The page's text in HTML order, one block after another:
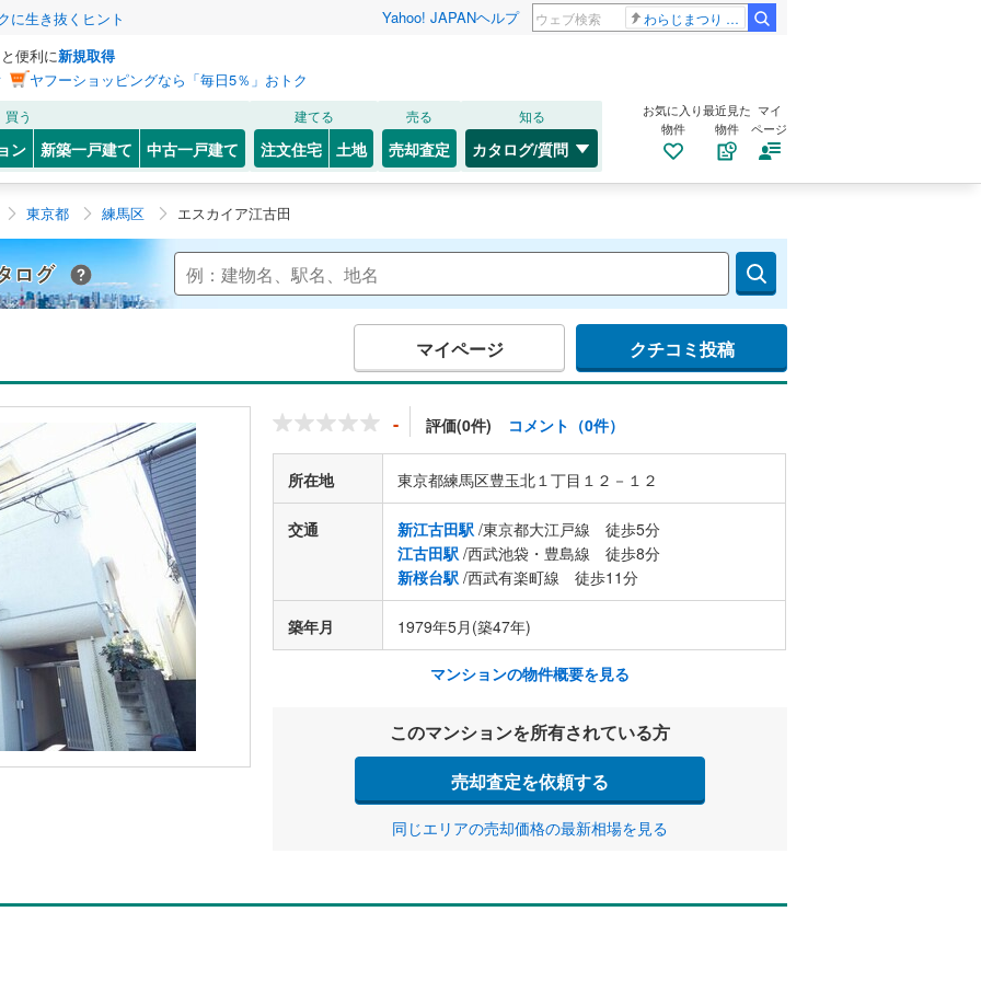
生き抜くヒント Yahoo! JAPANヘルプ わらじまつり 福島
便利に新規取得
ヤフーショッピングなら「毎日5％」おトク
買う
ン 新築一戸建て 中古一戸建て
建てる
注文住宅 土地
売る
売却査定
知る
カタログ/質問
お気に入り
物件
最近見た
物件
マイ
ページ
東京都 練馬区 エスカイア江古田
Yahoo!不動産 マンションカタログ
マイページ クチコミ投稿
- 評価(0件) コメント（0件）
所在地 東京都練馬区豊玉北１丁目１２－１２
交通 新江古田駅 /東京都大江戸線 徒歩5分
江古田駅 /西武池袋・豊島線 徒歩8分
新桜台駅 /西武有楽町線 徒歩11分
築年月 1979年5月(築47年)
マンションの物件概要を見る
このマンションを所有されている方
売却査定を依頼する
同じエリアの売却価格の最新相場を見る